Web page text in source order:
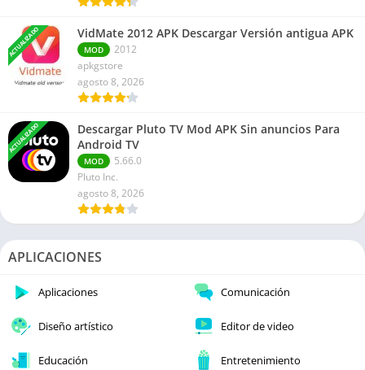
ACTUALIZADO VidMate 2012 APK Descargar Versión antigua APK
MOD
2012
apkgstore
agosto 8, 2026
ACTUALIZADO
Descargar Pluto TV Mod APK Sin anuncios Para
Android TV
MOD
5.66.0
Pluto Inc.
agosto 8, 2026
APLICACIONES
Aplicaciones Comunicación
Diseño artístico Editor de video
Educación Entretenimiento